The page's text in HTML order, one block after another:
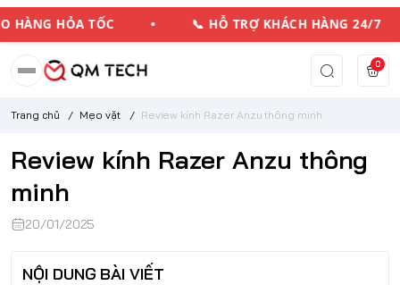
HỎA TỐC • 📞 HỖ TRỢ KHÁCH HÀNG
0
Trang chủ / Mẹo vặt / Review kính Razer Anzu thông minh
Review kính Razer Anzu thông
minh
20/01/2025
NỘI DUNG BÀI VIẾT